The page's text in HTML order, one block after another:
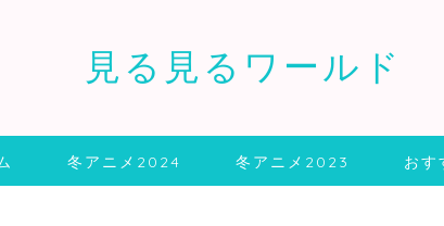
見る見るワールド
冬アニメ2024 冬アニメ2023 おす